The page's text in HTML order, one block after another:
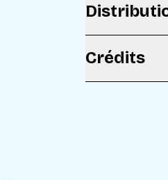
Crédits